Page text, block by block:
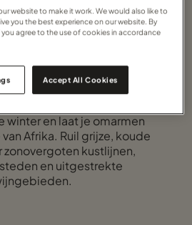
winter en laat je omarmen
Afrika. Ruil grijze, koude
zonovergoten kustlijnen,
en uitgestrekte
website to make it work. We would also like to
you the best experience on our website. By
agree to the use of cookies in accordance
Accept All Cookies